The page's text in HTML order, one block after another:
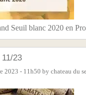
Seuil blanc 2020 en
23
2023 - 11h50 by chateau du